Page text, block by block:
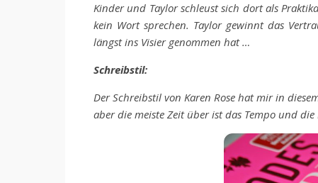
Kinder und Taylor schleust sich dort als
kein Wort sprechen. Taylor gewinnt das
längst ins Visier genommen hat …
Schreibstil:
Der Schreibstil von Karen Rose hat mir in
aber die meiste Zeit über ist das Tempo und